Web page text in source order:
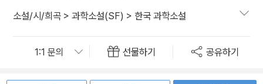
소설/시/희곡 > 과학소설(SF) > 한국 과학소설
선물하기 공유하기